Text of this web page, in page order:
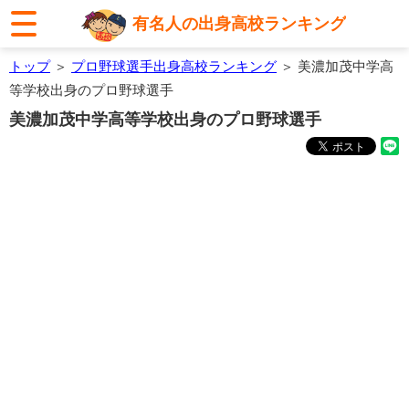
有名人の出身高校ランキング
トップ＞ プロ野球選手出身高校ランキング ＞ 美濃加茂中学高
等学校出身のプロ野球選手
美濃加茂中学高等学校出身のプロ野球選手